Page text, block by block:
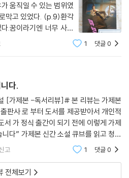
움직일 수 있는 범위였
막고 있었다. (p.9)환각
.꿈이라기엔 너무 사실
소리가 들렸다.맴맴맴매
1 댓글0
다.
[가제본 -독서리뷰]# 본 리뷰는 가제본
판사 로 부터 도서를 제공받아서 개인적
서 가 정식 출간이 되기 전에 이렇게 가제
다” 가제본 신간 소설 큐브를 읽고 청소
습니다! 이 작품은 매우 독특한 설정과
고 1 댓글0
전체보기